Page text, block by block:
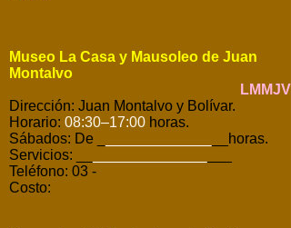
Museo La Casa y Mausoleo de Juan
Montalvo
LMMJV
Dirección: Juan Montalvo y Bolívar.
Horario: 08:30–17:00 horas.
Sábados: De _
__horas.
Servicios: __
Teléfono: 03 -
Costo: